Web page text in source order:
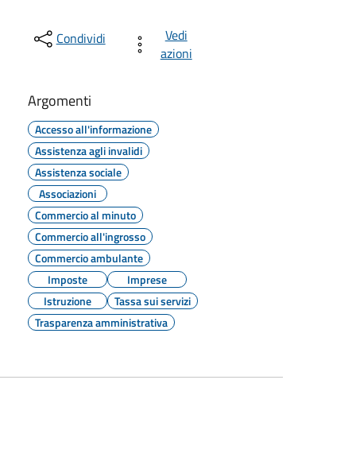
Condividi
Vedi
azioni
Argomenti
Accesso all'informazione
Assistenza agli invalidi
Assistenza sociale
Associazioni
Commercio al minuto
Commercio all'ingrosso
Commercio ambulante
Imposte
Imprese
Istruzione
Tassa sui servizi
Trasparenza amministrativa